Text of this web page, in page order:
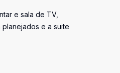
e sala de TV,
planejados e a suite